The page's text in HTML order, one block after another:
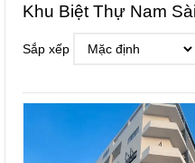
Khu Biệt Thự Nam
Sắp xếp